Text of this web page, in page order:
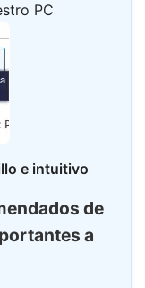
PC
e intuitivo
de
a